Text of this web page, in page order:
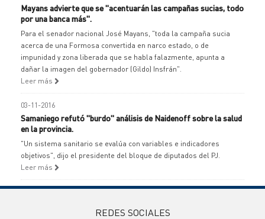
Mayans advierte que se "acentuarán las campañas sucias, todo
por una banca más".
Para el senador nacional José Mayans, "toda la campaña sucia
acerca de una Formosa convertida en narco estado, o de
impunidad y zona liberada que se habla falazmente, apunta a
dañar la imagen del gobernador (Gildo) Insfrán".
Leer más
03-11-2016
Samaniego refutó "burdo" análisis de Naidenoff sobre la salud
en la provincia.
"Un sistema sanitario se evalúa con variables e indicadores
objetivos", dijo el presidente del bloque de diputados del PJ.
Leer más
REDES SOCIALES